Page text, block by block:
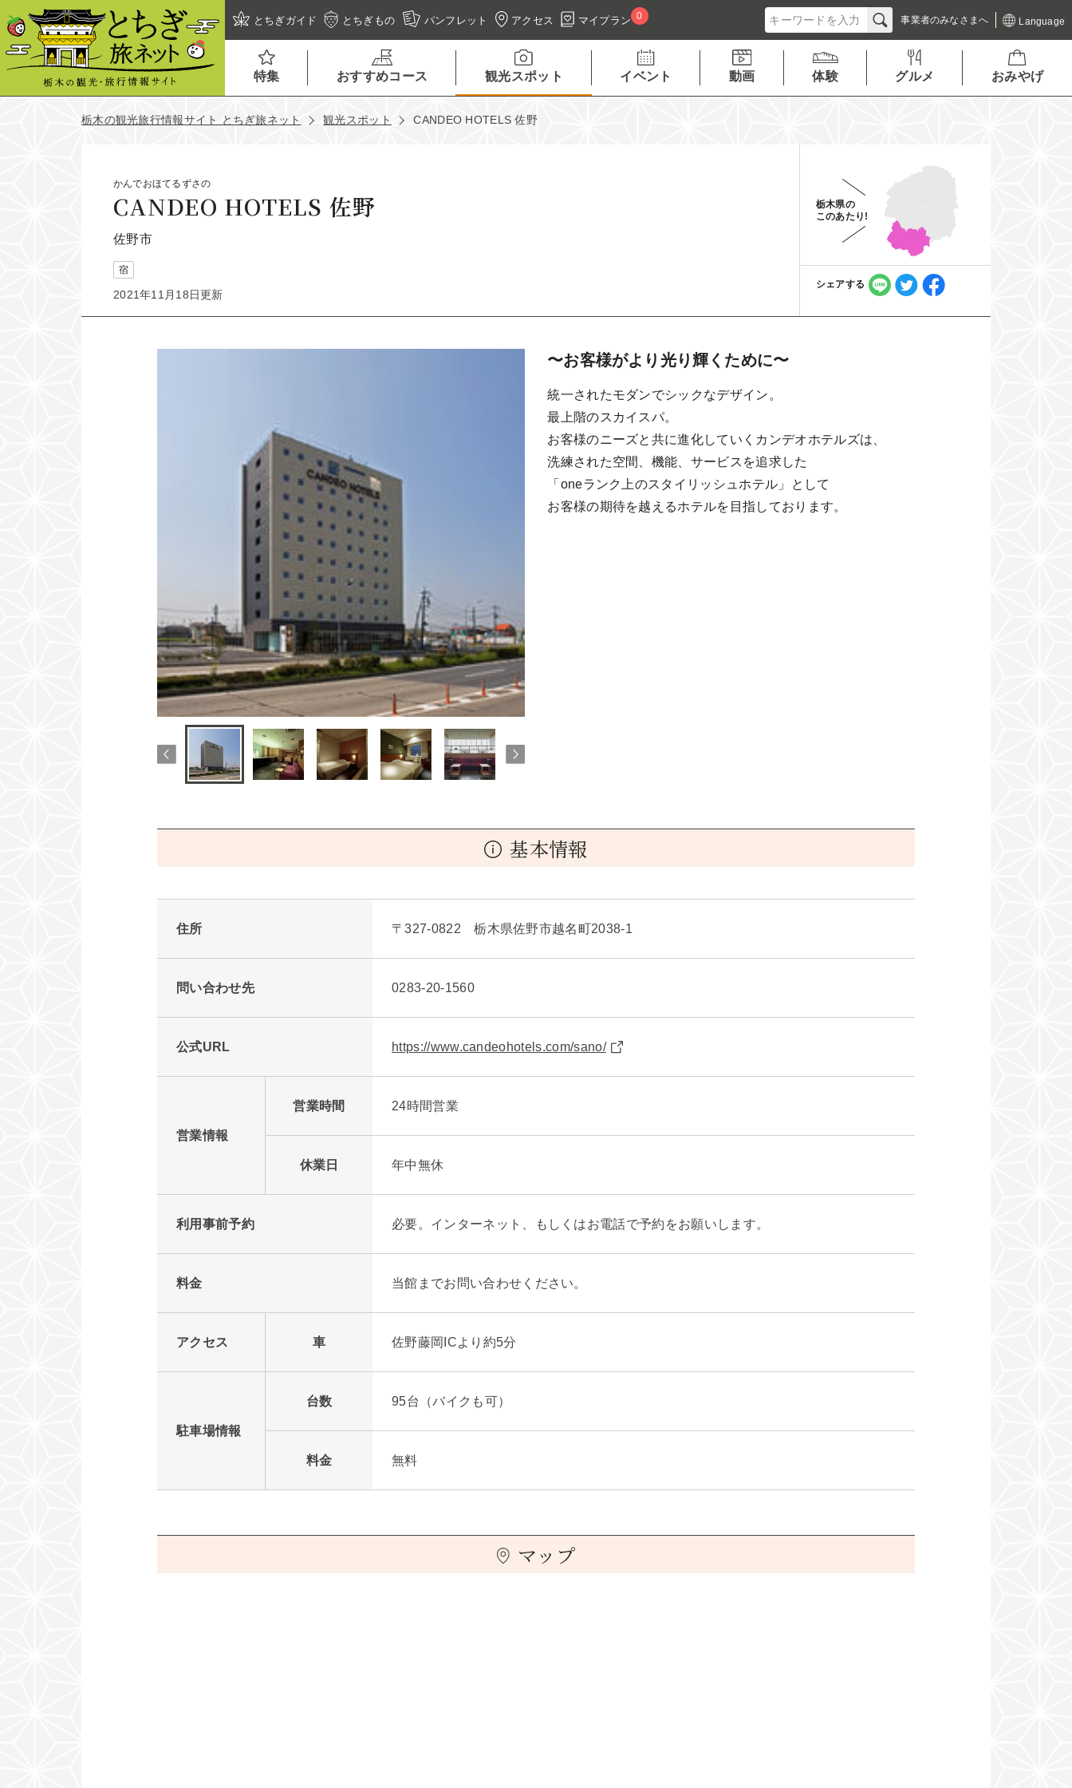
とちぎガイド とちぎもの パンフレット アクセス マイプラン 0 事業者のみなさまへ Language
特集 おすすめコース 観光スポット イベント 動画 体験 グルメ おみやげ
栃木の観光旅行情報サイト とちぎ旅ネット 観光スポット CANDEO HOTELS 佐野
かんでおほてるずさの
CANDEO HOTELS 佐野
佐野市
宿
2021年11月18日更新
栃木県の
このあたり!
シェアする
〜お客様がより光り輝くために〜
統一されたモダンでシックなデザイン。
最上階のスカイスパ。
お客様のニーズと共に進化していくカンデオホテルズは、
洗練された空間、機能、サービスを追求した
「oneランク上のスタイリッシュホテル」として
お客様の期待を越えるホテルを目指しております。
基本情報
住所 〒327-0822 栃木県佐野市越名町2038-1
問い合わせ先 0283-20-1560
公式URL https://www.candeohotels.com/sano/
営業情報
営業時間 24時間営業
休業日 年中無休
利用事前予約 必要。インターネット、もしくはお電話で予約をお願いします。
料金 当館までお問い合わせください。
アクセス 車 佐野藤岡ICより約5分
駐車場情報
台数 95台（バイクも可）
料金 無料
マップ